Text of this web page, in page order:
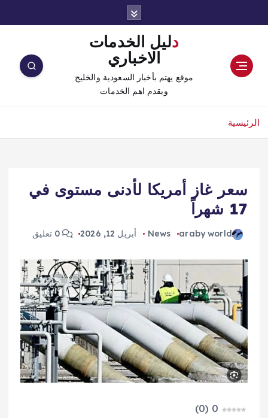
دليل الخدمات
الاخباري
موقع يهتم بأخبار السعودية والخليج
ويقدم اهم الخدمات
الرئيسية
سعر غاز أمريكا لأدنى مستوى في
17 شهراً
araby world
News أبريل 12, 2026 0 تعليق
0
(
0
)